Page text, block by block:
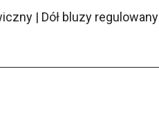
| Dół bluzy regulowany